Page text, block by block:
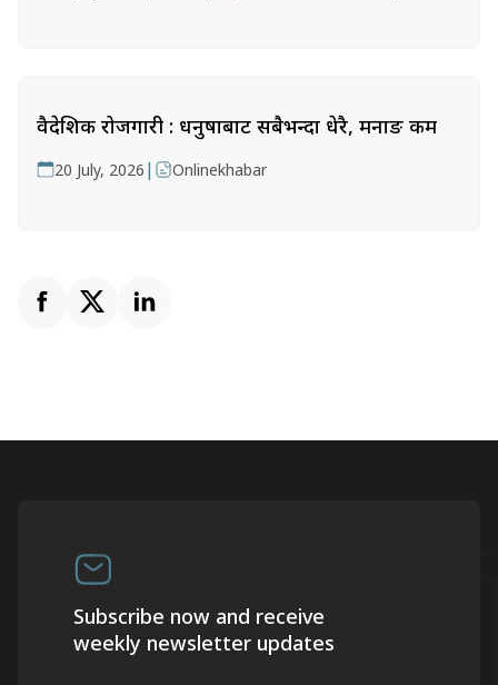
वैदेशिक रोजगारी : धनुषाबाट सबैभन्दा धेरै, मनाङ कम
20 July, 2026 | Onlinekhabar
Subscribe now and receive
weekly newsletter updates